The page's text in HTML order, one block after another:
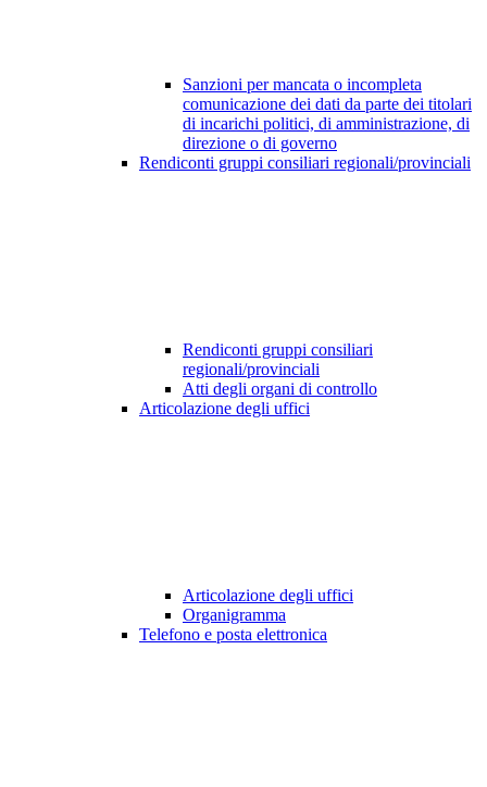
Sanzioni per mancata o incompleta
comunicazione dei dati da parte dei titolari
di incarichi politici, di amministrazione, di
direzione o di governo
Rendiconti gruppi consiliari regionali/provinciali
Rendiconti gruppi consiliari
regionali/provinciali
Atti degli organi di controllo
Articolazione degli uffici
Articolazione degli uffici
Organigramma
Telefono e posta elettronica